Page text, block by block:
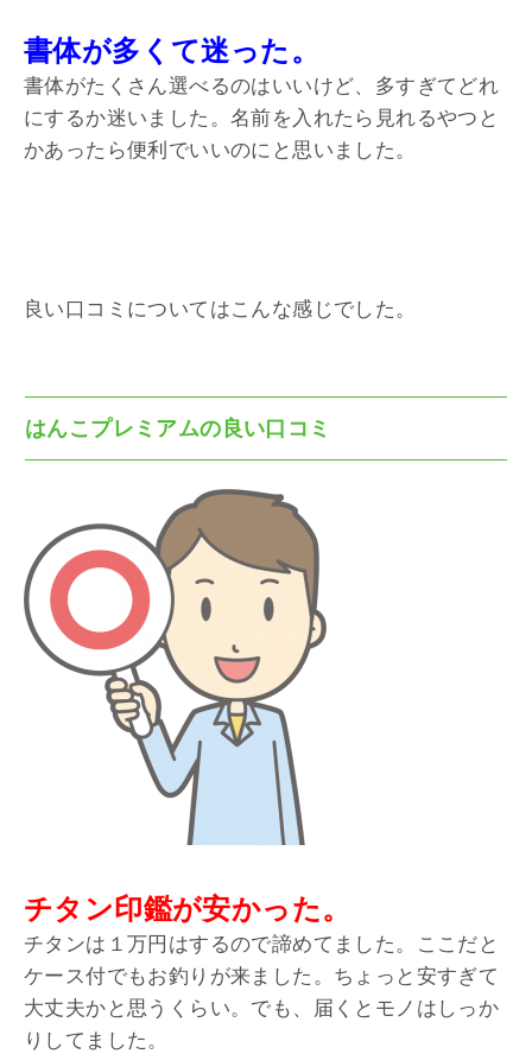
書体が多くて迷った。
書体がたくさん選べるのはいいけど、多すぎてどれ
にするか迷いました。名前を入れたら見れるやつと
かあったら便利でいいのにと思いました。
良い口コミについてはこんな感じでした。
はんこプレミアムの良い口コミ
チタン印鑑が安かった。
チタンは１万円はするので諦めてました。ここだと
ケース付でもお釣りが来ました。ちょっと安すぎて
大丈夫かと思うくらい。でも、届くとモノはしっか
りしてました。